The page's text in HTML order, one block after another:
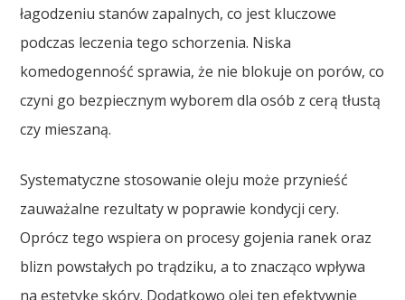
łagodzeniu stanów zapalnych, co jest kluczowe
podczas leczenia tego schorzenia. Niska
komedogenność sprawia, że nie blokuje on porów, co
czyni go bezpiecznym wyborem dla osób z cerą tłustą
czy mieszaną.
Systematyczne stosowanie oleju może przynieść
zauważalne rezultaty w poprawie kondycji cery.
Oprócz tego wspiera on procesy gojenia ranek oraz
blizn powstałych po trądziku, a to znacząco wpływa
na estetykę skóry. Dodatkowo olej ten efektywnie